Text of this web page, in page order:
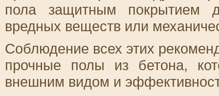
пола защитным покрытием
вредных веществ или
Соблюдение всех этих
прочные полы из бетона,
внешним видом и